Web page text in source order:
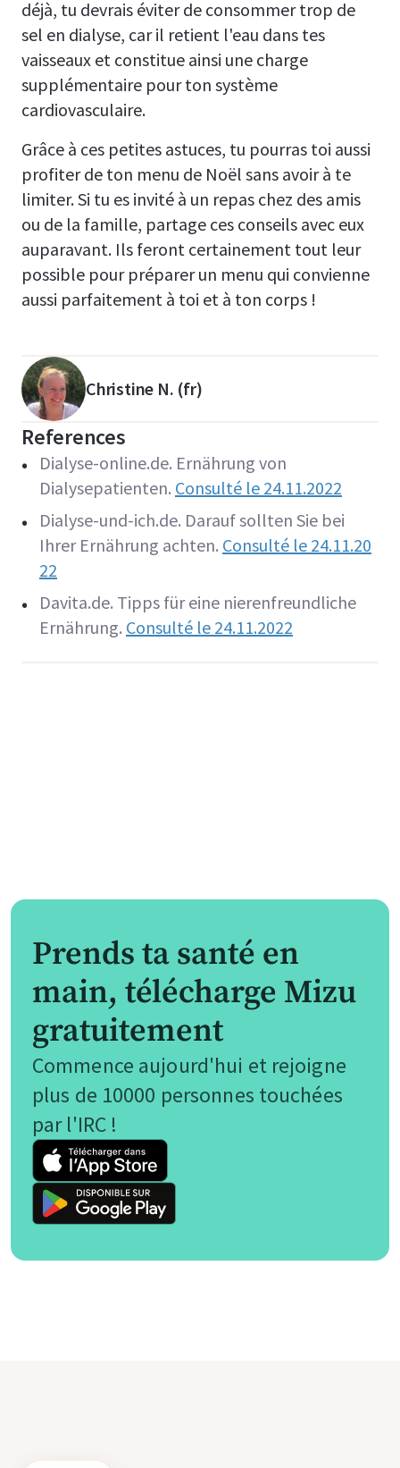
déjà, tu devrais éviter de consommer trop de
sel en dialyse, car il retient l'eau dans tes
vaisseaux et constitue ainsi une charge
supplémentaire pour ton système
cardiovasculaire.
Grâce à ces petites astuces, tu pourras toi aussi
profiter de ton menu de Noël sans avoir à te
limiter. Si tu es invité à un repas chez des amis
ou de la famille, partage ces conseils avec eux
auparavant. Ils feront certainement tout leur
possible pour préparer un menu qui convienne
aussi parfaitement à toi et à ton corps !
Christine N. (fr)
References
Dialyse-online.de. Ernährung von
Dialysepatienten. Consulté le 24.11.2022
Dialyse-und-ich.de. Darauf sollten Sie bei
Ihrer Ernährung achten. Consulté le 24.11.20
22
Davita.de. Tipps für eine nierenfreundliche
Ernährung. Consulté le 24.11.2022
Prends ta santé en
main, télécharge Mizu
gratuitement
Commence aujourd'hui et rejoigne
plus de 10000 personnes touchées
par l'IRC !